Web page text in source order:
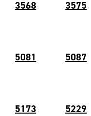
3568 3575
5081 5087
5173 5229